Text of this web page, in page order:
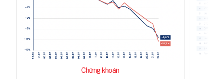
Chứng khoán